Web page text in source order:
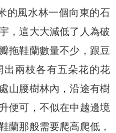
的風水林一個向東的石
，這大大減低了人為破
拖鞋蘭數量不少，跟豆
兩枝各有五朵花的花
山腰樹林內，沿途有樹
便可，不似在中越邊境
蘭那般需要爬高爬低，